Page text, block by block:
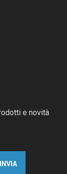
e novità